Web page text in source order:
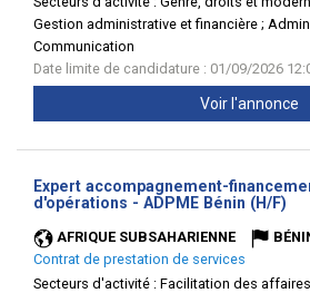
Gestion administrative et financière ;
Communication
Date limite de candidature : 01/09/2026
Voir l'annonce
Expert accompagnement-
d'opérations - ADPME Bénin (H/F)
AFRIQUE SUBSAHARIENNE
Contrat de prestation de services
Secteurs d'activité : Facilitation des